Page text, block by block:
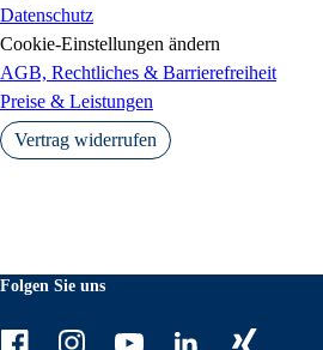
Datenschutz
Cookie-Einstellungen ändern
AGB, Rechtliches & Barrierefreiheit
Preise & Leistungen
Vertrag widerrufen
Folgen Sie uns
FacebookInstagramYoutube LinkedIn